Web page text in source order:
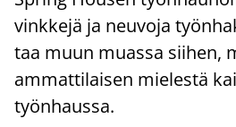
vink­ke­jä ja neu­vo­ja
taa muun muas­sa sii­hen,
am­mat­ti­lai­sen mie­les­tä
työn­haus­sa.